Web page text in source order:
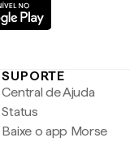
SUPORTE
Central de Ajuda
Status
Baixe o app Morse